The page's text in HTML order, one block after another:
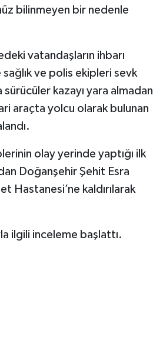
bilinmeyen bir nedenle
vatandaşların ihbarı
ve polis ekipleri sevk
kazayı yara almadan
araçta yolcu olarak bulunan
olay yerinde yaptığı ilk
Doğanşehir Şehit Esra
Hastanesi’ne kaldırılarak
ilgili inceleme başlattı.